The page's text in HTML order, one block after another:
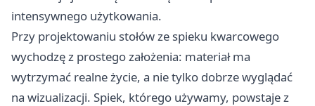
intensywnego użytkowania.
Przy projektowaniu stołów ze spieku kwarcowego
wychodzę z prostego założenia: materiał ma
wytrzymać realne życie, a nie tylko dobrze wyglądać
na wizualizacji. Spiek, którego używamy, powstaje z